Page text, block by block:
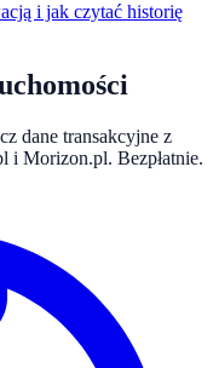
i jak czytać historię
dane transakcyjne z
i Morizon.pl. Bezpłatnie.